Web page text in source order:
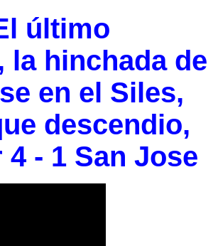
último
la hinchada de
en el Siles,
descendio,
- 1 San Jose